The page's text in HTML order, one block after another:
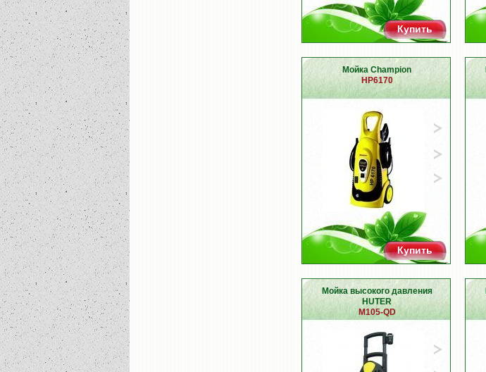
Купить
Мойка Champion
HP6170
Купить
Мойка высокого давления
HUTER
M105-QD